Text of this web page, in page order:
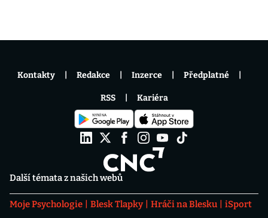
Další témata z našich webů
Moje Psychologie Blesk Tlapky Hráči na Blesku
iSport
Kontakty Redakce Inzerce Předplatné
RSS Kariéra